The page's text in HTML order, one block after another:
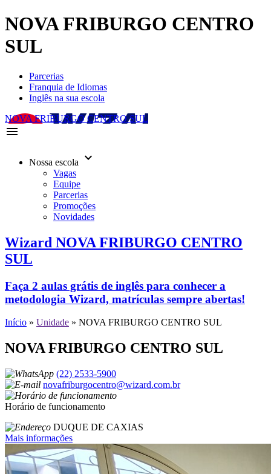
NOVA FRIBURGO CENTRO
SUL
Parcerias
Franquia de Idiomas
Inglês na sua escola
NOVA FRIBURGO CENTRO SUL
menu
Nossa escola keyboard_arrow_down
Vagas
Equipe
Parcerias
Promoções
Novidades
Wizard NOVA FRIBURGO CENTRO
SUL
Faça 2 aulas grátis de inglês para conhecer a
metodologia Wizard, matrículas sempre abertas!
Início » Unidade » NOVA FRIBURGO CENTRO SUL
NOVA FRIBURGO CENTRO SUL
(22) 2533-5900
novafriburgocentro@wizard.com.br
Horário de funcionamento
DUQUE DE CAXIAS
Mais informações